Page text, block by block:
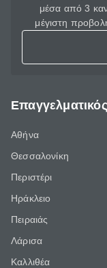
μέσα από 3
μέγιστη
Αθήνα
Θεσσαλονίκη
Περιστέρι
Ηράκλειο
Πειραιάς
Λάρισα
Καλλιθέα